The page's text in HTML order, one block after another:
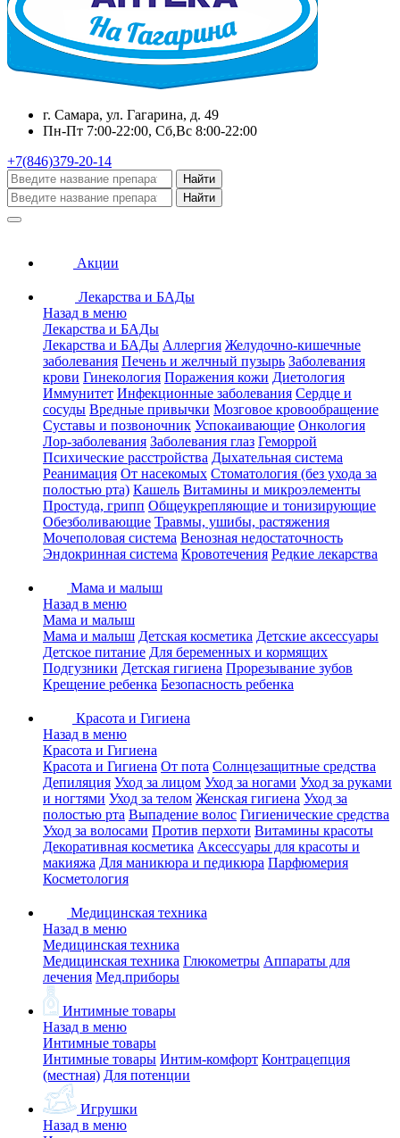
г. Самара, ул. Гагарина, д. 49
Пн-Пт 7:00-22:00, Сб,Вс 8:00-22:00
+7(846)379-20-14
Найти
Найти
Акции
Лекарства и БАДы
Назад в меню
Лекарства и БАДы
Лекарства и БАДы Аллергия Желудочно-кишечные
заболевания Печень и желчный пузырь Заболевания
крови Гинекология Поражения кожи Диетология
Иммунитет Инфекционные заболевания Сердце и
сосуды Вредные привычки Мозговое кровообращение
Суставы и позвоночник Успокаивающие Онкология
Лор-заболевания Заболевания глаз Геморрой
Психические расстройства Дыхательная система
Реанимация От насекомых Стоматология (без ухода за
полостью рта) Кашель Витамины и микроэлементы
Простуда, грипп Общеукрепляющие и тонизирующие
Обезболивающие Травмы, ушибы, растяжения
Мочеполовая система Венозная недостаточность
Эндокринная система Кровотечения Редкие лекарства
Мама и малыш
Назад в меню
Мама и малыш
Мама и малыш Детская косметика Детские аксессуары
Детское питание Для беременных и кормящих
Подгузники Детская гигиена Прорезывание зубов
Крещение ребенка Безопасность ребенка
Красота и Гигиена
Назад в меню
Красота и Гигиена
Красота и Гигиена От пота Солнцезащитные средства
Депиляция Уход за лицом Уход за ногами Уход за руками
и ногтями Уход за телом Женская гигиена Уход за
полостью рта Выпадение волос Гигиенические средства
Уход за волосами Против перхоти Витамины красоты
Декоративная косметика Аксессуары для красоты и
макияжа Для маникюра и педикюра Парфюмерия
Косметология
Медицинская техника
Назад в меню
Медицинская техника
Медицинская техника Глюкометры Аппараты для
лечения Мед.приборы
Интимные товары
Назад в меню
Интимные товары
Интимные товары Интим-комфорт Контрацепция
(местная) Для потенции
Игрушки
Назад в меню